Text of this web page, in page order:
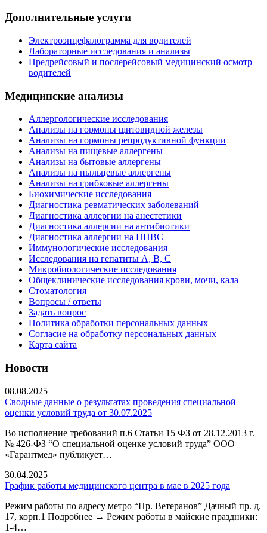
Дополнительные услуги
Электроэнцефалограмма для водителей
Лабораторные исследования и анализы
Предрейсовый и послерейсовый медицинский осмотр
водителей
Медицинские анализы
Аллергологические исследования
Анализы на гормоны щитовидной железы
Анализы на гормоны репродуктивной функции
Анализы на пищевые аллергены
Анализы на бытовые аллергены
Анализы на пыльцевые аллергены
Анализы на грибковые аллергены
Биохимические исследования
Диагностика ревматических заболеваний
Диагностика аллергии на анестетики
Диагностика аллергии на антибиотики
Диагностика аллергии на НПВС
Иммунологические исследования
Исследования на гепатиты А, В, С
Микробиологические исследования
Общеклинические исследования крови, мочи, кала
Стоматология
Вопросы / ответы
Задать вопрос
Политика обработки персональных данных
Согласие на обработку персональных данных
Карта сайта
Новости
08.08.2025
Сводные данные о результатах проведения специальной
оценки условий труда от 30.07.2025
Во исполнение требований п.6 Статьи 15 ФЗ от 28.12.2013 г.
№ 426-ФЗ “О специальной оценке условий труда” ООО
«Гарантмед» публикует…
30.04.2025
График работы медицинского центра в мае в 2025 года
Режим работы по адресу метро “Пр. Ветеранов” Дачный пр. д.
17, корп.1 Подробнее → Режим работы в майские праздники:
1-4…